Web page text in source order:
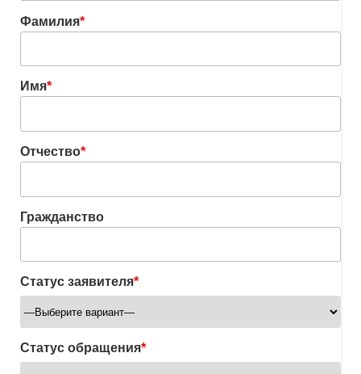
Фамилия*
Имя*
Отчество*
Гражданство
Статус заявителя*
Статус обращения*